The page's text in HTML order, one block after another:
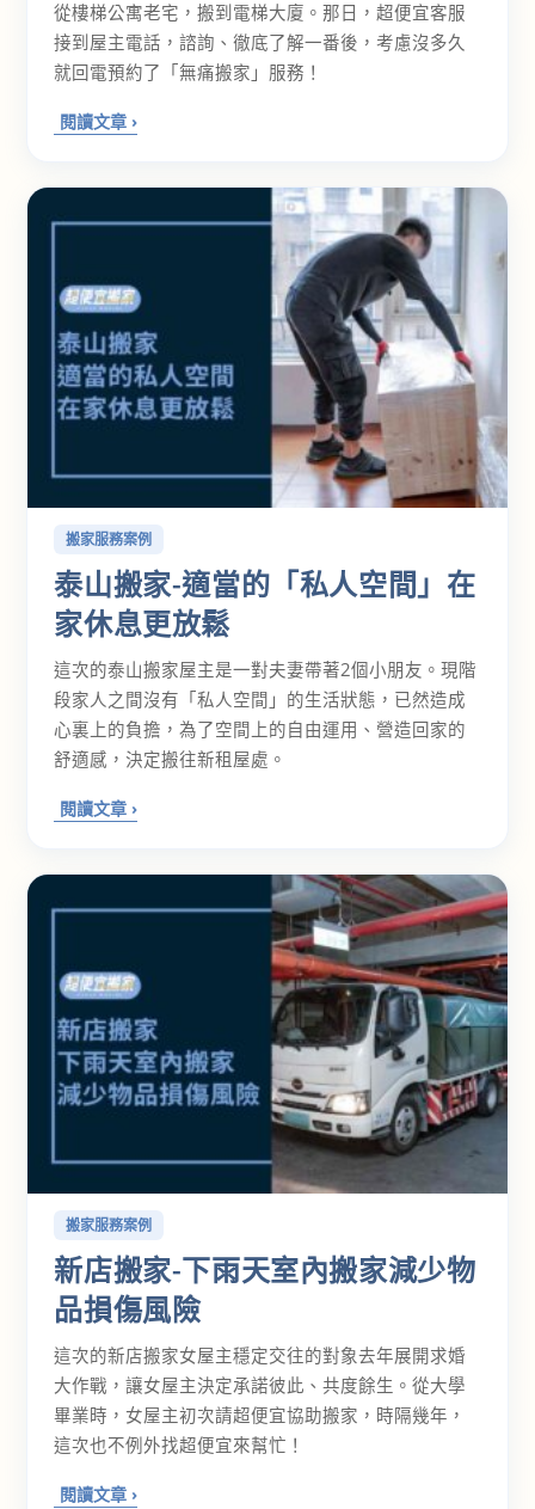
從樓梯公寓老宅，搬到電梯大廈。那日，超便宜客服
接到屋主電話，諮詢、徹底了解一番後，考慮沒多久
就回電預約了「無痛搬家」服務！
泰山搬家-適當的「私人空間」在
家休息更放鬆
搬家服務案例
這次的泰山搬家屋主是一對夫妻帶著2個小朋友。現階
段家人之間沒有「私人空間」的生活狀態，已然造成
心裏上的負擔，為了空間上的自由運用、營造回家的
舒適感，決定搬往新租屋處。
新店搬家-下雨天室內搬家減少物
品損傷風險
搬家服務案例
這次的新店搬家女屋主穩定交往的對象去年展開求婚
大作戰，讓女屋主決定承諾彼此、共度餘生。從大學
畢業時，女屋主初次請超便宜協助搬家，時隔幾年，
這次也不例外找超便宜來幫忙！